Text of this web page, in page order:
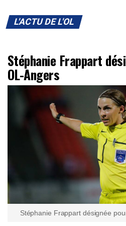
L'ACTU DE L'OL
Stéphanie Frappart
OL-Angers
Stéphanie Frappart désignée